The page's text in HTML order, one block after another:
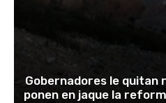
Gobernadores le quitan
ponen en jaque la